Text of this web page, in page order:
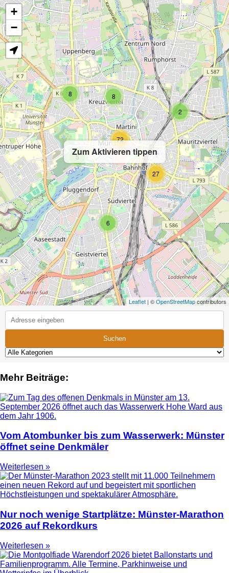
Zum Aktivieren tippen
2
8
6
8
27
5
72
+
−
Leaflet | ©OpenStreetMapcontributors
Suchen
Mehr Beiträge:
Vom Atombunker bis zum Wasserwerk: Münster
öffnet seine Denkmäler
Weiterlesen »
Nur noch wenige Startplätze: Münster-Marathon
2026 auf Rekordkurs
Weiterlesen »